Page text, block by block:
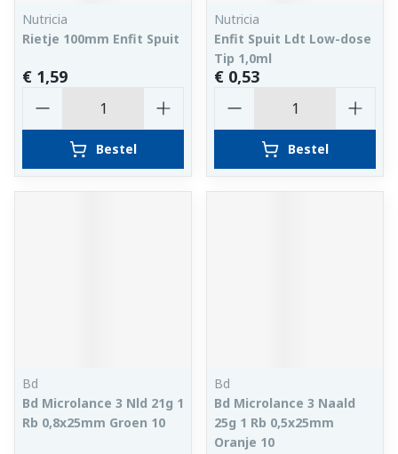
Nutricia
Rietje 100mm Enfit Spuit
€ 1,59
Bestel
Nutricia
Enfit Spuit Ldt Low-dose
Tip 1,0ml
€ 0,53
Bestel
Bd
Bd Microlance 3 Nld 21g 1
Rb 0,8x25mm Groen 10
Bd
Bd Microlance 3 Naald
25g 1 Rb 0,5x25mm
Oranje 10